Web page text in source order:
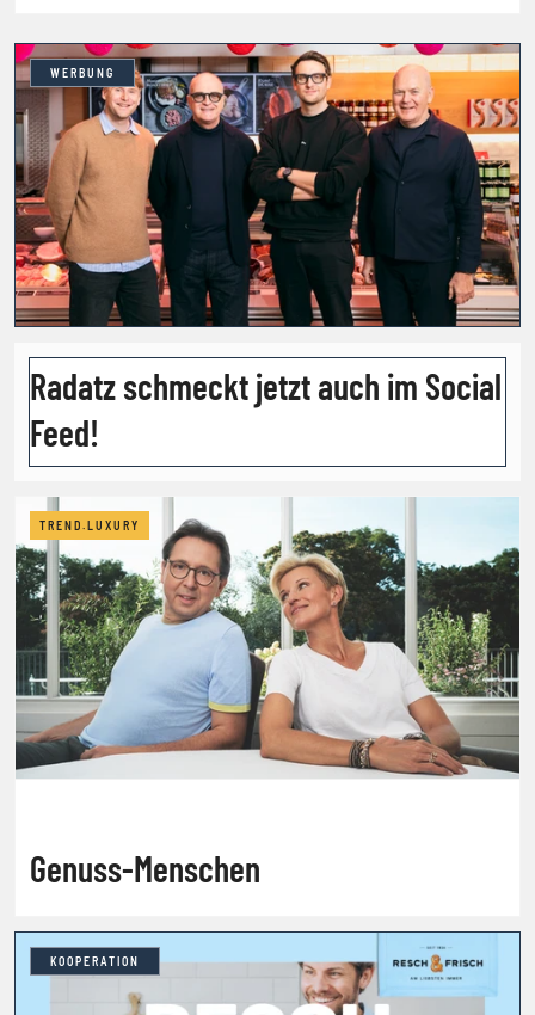
WERBUNG
Radatz schmeckt jetzt auch im Social
Feed!
TREND.LUXURY
Genuss-Menschen
KOOPERATION